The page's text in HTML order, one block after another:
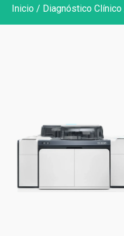
Point of Care Testing
Radiografía
Monitores Médicos
Inicio / Diagnóstico Clínico